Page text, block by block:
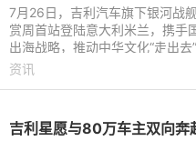
7月26日，吉利汽车旗下银河战
赏周首站登陆意大利米兰，携手
出海战略，推动中华文化“走出
国际文化交流搭建起全
资讯